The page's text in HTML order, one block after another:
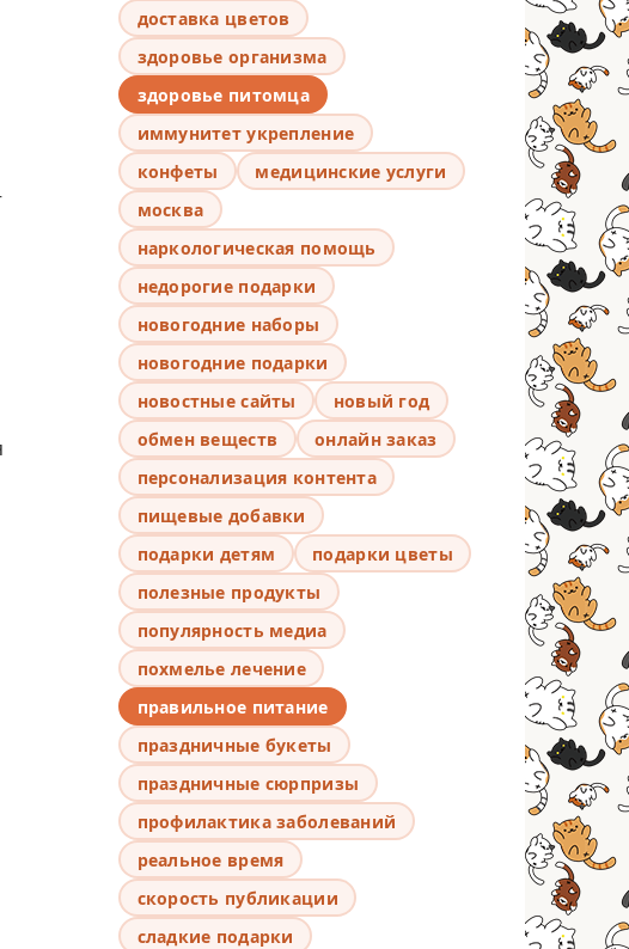
доставка цветов
здоровье организма
здоровье питомца
иммунитет укрепление
конфеты
медицинские услуги
москва
наркологическая помощь
недорогие подарки
новогодние наборы
новогодние подарки
новостные сайты
новый год
обмен веществ
онлайн заказ
персонализация контента
пищевые добавки
подарки детям
подарки цветы
полезные продукты
популярность медиа
похмелье лечение
правильное питание
праздничные букеты
праздничные сюрпризы
профилактика заболеваний
реальное время
скорость публикации
сладкие подарки